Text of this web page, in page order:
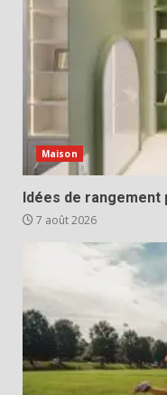
Maison
Idées de
7 août 2026